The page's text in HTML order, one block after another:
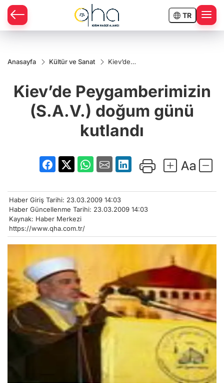
TR
Anasayfa Kültür ve Sanat
Kiev’de
günü kutlandı
Kiev’de Peygamberimizin
(S.A.V.) doğum günü
kutlandı
Haber Giriş Tarihi: 23.03.2009 14:03
Haber Güncellenme Tarihi: 23.03.2009 14:03
Kaynak: Haber Merkezi
https://www.qha.com.tr/